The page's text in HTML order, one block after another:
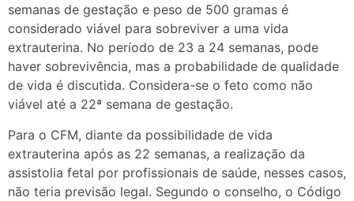
semanas de gestação e peso de 500 gramas é
considerado viável para sobreviver a uma vida
extrauterina. No período de 23 a 24 semanas, pode
haver sobrevivência, mas a probabilidade de qualidade
de vida é discutida. Considera-se o feto como não
viável até a 22ª semana de gestação.
Para o CFM, diante da possibilidade de vida
extrauterina após as 22 semanas, a realização da
assistolia fetal por profissionais de saúde, nesses casos,
não teria previsão legal. Segundo o conselho, o Código